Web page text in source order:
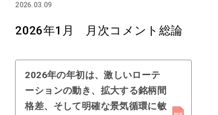
2026.03.09
2026年1月 月次コメント総論
2026年の年初は、激しいローテ
ーションの動き、拡大する銘柄間
格差、そして明確な景気循環に敏